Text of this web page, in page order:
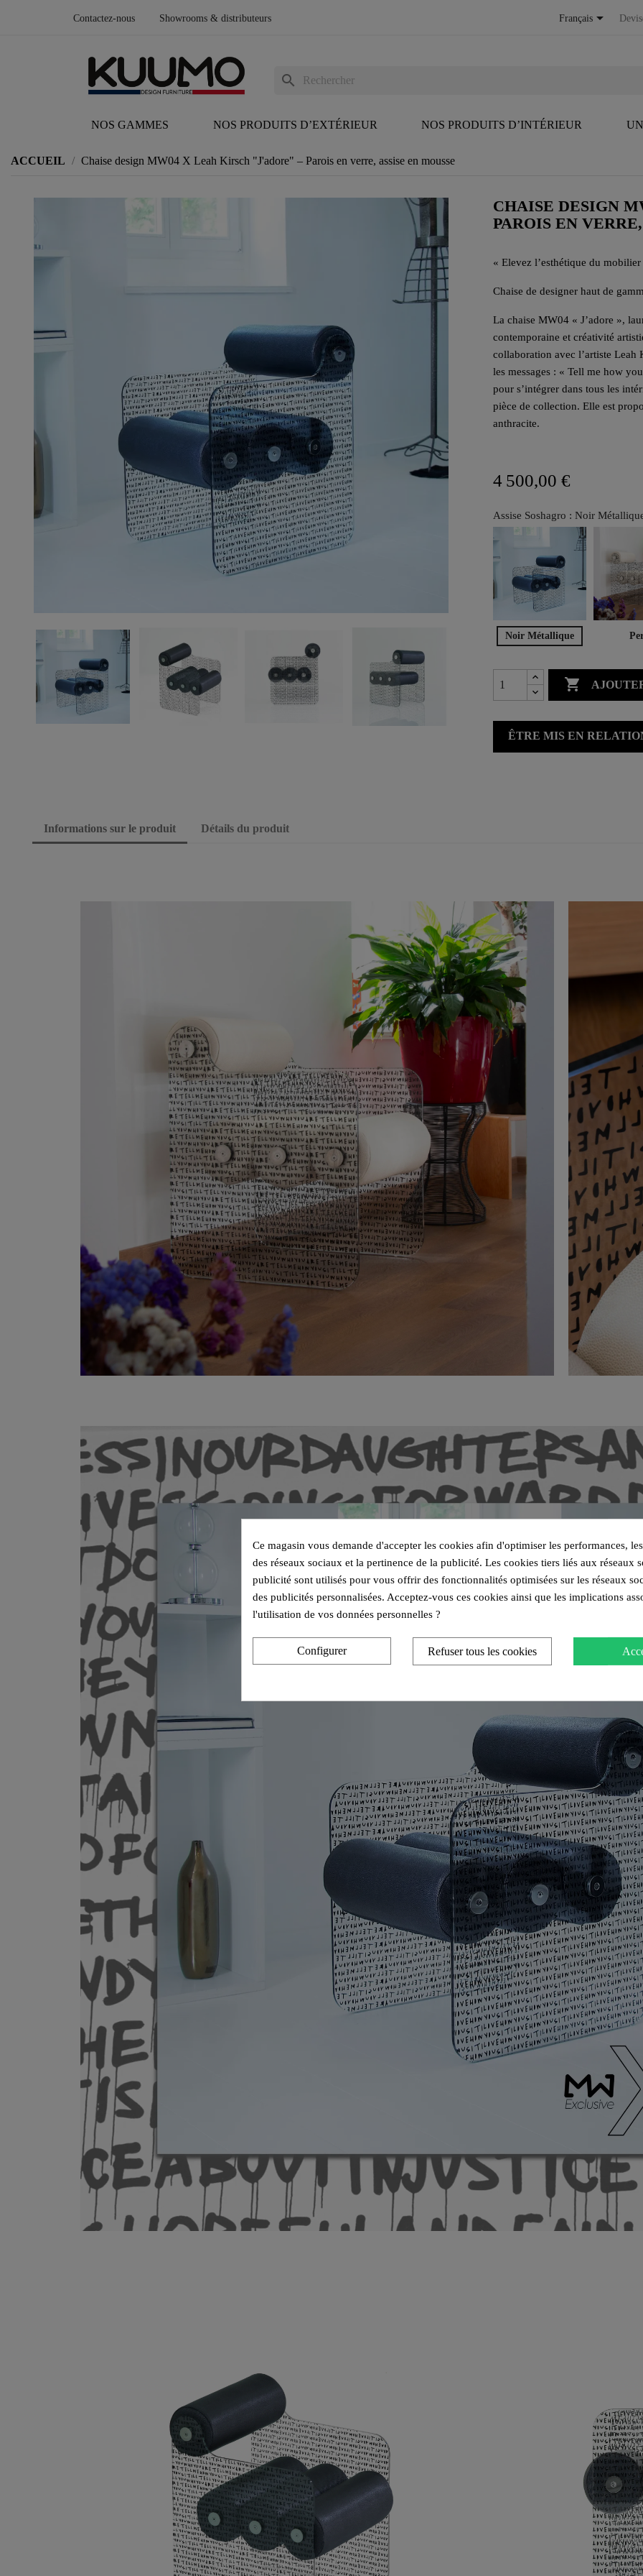
Contactez-nous Showrooms & distributeurs Français
NOS GAMMES NOS PRODUITS D’EXTÉRIEUR NOS PRODUITS D’INTÉRIEUR
search
ACCUEIL Chaise design MW04 X Leah Kirsch "J'adore" – Parois en verre, assise en mousse
CHAISE DESIGN
PAROIS EN
« Elevez l’esthétique du
Chaise de designer haut de
La chaise MW04 « J’adore »,
contemporaine et créativité
collaboration avec l’artiste Leah
les messages : « Tell me how
pour s’intégrer dans tous les
pièce de collection. Elle est
anthracite.
4 500,00 €
Assise Soshagro : Noir
Noir Métallique

ÊTRE MIS EN
Informations sur le produit Détails du produit
Ce magasin vous demande d'accepter les cookies afin d'optimiser les performances,
des réseaux sociaux et la pertinence de la publicité. Les cookies tiers liés aux réseaux
publicité sont utilisés pour vous offrir des fonctionnalités optimisées sur les réseaux
des publicités personnalisées. Acceptez-vous ces cookies ainsi que les implications
l'utilisation de vos données personnelles ?
Refuser tous les cookies
Configurer